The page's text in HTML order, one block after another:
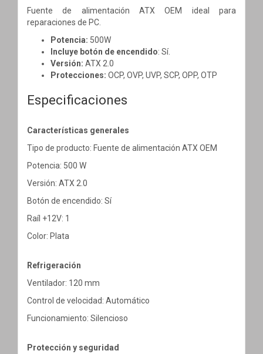
Fuente de alimentación ATX OEM ideal para
reparaciones de PC.
Potencia: 500W
Incluye botón de encendido: Sí.
Versión: ATX 2.0
Protecciones: OCP, OVP, UVP, SCP, OPP, OTP
Especificaciones
Características generales
Tipo de producto: Fuente de alimentación ATX OEM
Potencia: 500 W
Versión: ATX 2.0
Botón de encendido: Sí
Raíl +12V: 1
Color: Plata
Refrigeración
Ventilador: 120 mm
Control de velocidad: Automático
Funcionamiento: Silencioso
Protección y seguridad